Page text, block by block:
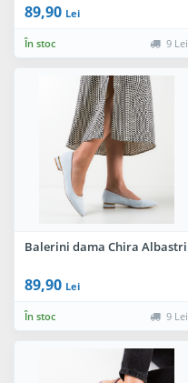
89,90 Lei
În stoc 9 Lei
Balerini dama Chira Albastri
89,90 Lei
În stoc 9 Lei